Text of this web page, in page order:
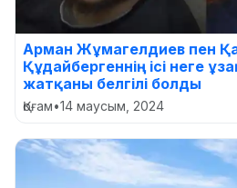
Арман Жұмагелдиев пен
Құдайбергеннің ісі неге
жатқаны белгілі болды
Қоғам•14 маусым, 2024